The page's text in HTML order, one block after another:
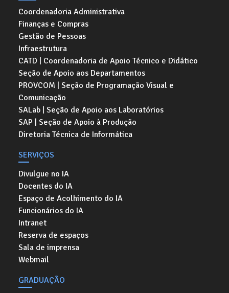
Coordenadoria Administrativa
Finanças e Compras
Gestão de Pessoas
Infraestrutura
CATD | Coordenadoria de Apoio Técnico e Didático
Seção de Apoio aos Departamentos
PROVCOM | Seção de Programação Visual e
Comunicação
SALab | Seção de Apoio aos Laboratórios
SAP | Seção de Apoio à Produção
Diretoria Técnica de Informática
SERVIÇOS
Divulgue no IA
Docentes do IA
Espaço de Acolhimento do IA
Funcionários do IA
Intranet
Reserva de espaços
Sala de imprensa
Webmail
GRADUAÇÃO